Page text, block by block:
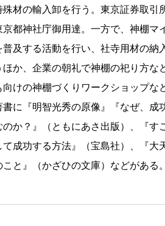
殊材の輸入卸を行う。東京証券取引
京都神社庁御用達。一方で、神棚マ
普及する活動を行い、社寺用材の納
ほか、企業の朝礼で神棚の祀り方な
向けの神棚づくりワークショップな
書に『明智光秀の原像』『なぜ、成
のか？』（ともにあさ出版）、『す
て成功する方法』（宝島社）、『大
こと』（かざひの文庫）などがある。